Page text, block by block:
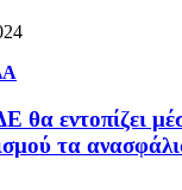
θα εντοπίζει
τα